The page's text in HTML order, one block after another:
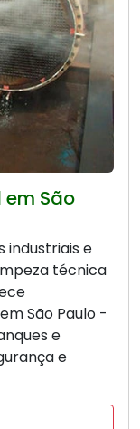
em São
industriais e
técnica
São Paulo -
e
e